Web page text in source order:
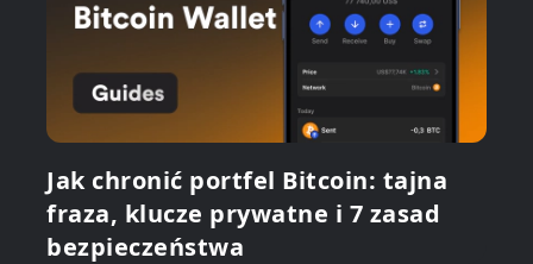
Jak chronić portfel Bitcoin: tajna
fraza, klucze prywatne i 7 zasad
bezpieczeństwa